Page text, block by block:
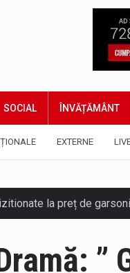
SOCIAL ÎNVĂȚĂMÂNT
EXTERNE
prezența”